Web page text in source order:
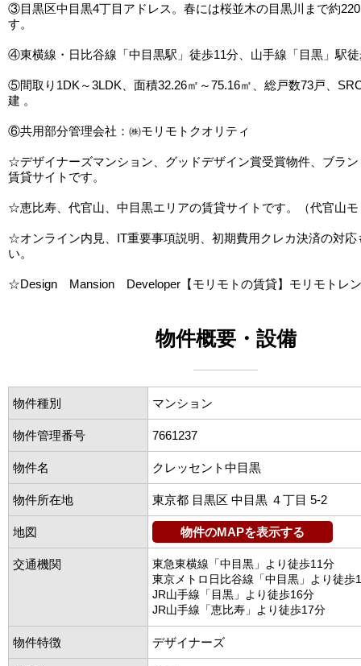
③目黒区中目黒4丁目アドレス。春には桜並木の目黒川まで約
す。
④東横線・日比谷線「中目黒駅」徒歩11分、山手線「目黒」駅
⑤間取り1DK～3LDK、面積32.26㎡～75.16㎡、総戸数73戸、
建 。
⑥共用部分管理会社：㈱モリモトクオリティ
☆デザイナーズマンション、グッドデザイン賞受賞物件、ブラ
賃貸サイトです。
☆恵比寿、代官山、中目黒エリアの賃貸サイトです。（代官山
☆オンライン内見、IT重要事項説明、初期費用クレカ決済の対応
い。
☆Design Mansion Developer【モリモトの賃貸】モリモトレ
物件概要・設備
物件種別 マンション
物件管理番号 7661237
物件名 クレッセント中目黒
物件所在地 東京都 目黒区 中目黒 ４丁目 5-2
地図 物件のMAPを表示する
交通機関
東急東横線「中目黒」より徒歩11分
東京メトロ日比谷線「中目黒」より徒歩
JR山手線「目黒」より徒歩16分
JR山手線「恵比寿」より徒歩17分
物件特徴 デザイナーズ